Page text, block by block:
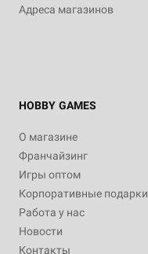
Адреса магазинов
HOBBY GAMES
О магазине
Франчайзинг
Игры оптом
Корпоративные подарки
Работа у нас
Новости
Контакты